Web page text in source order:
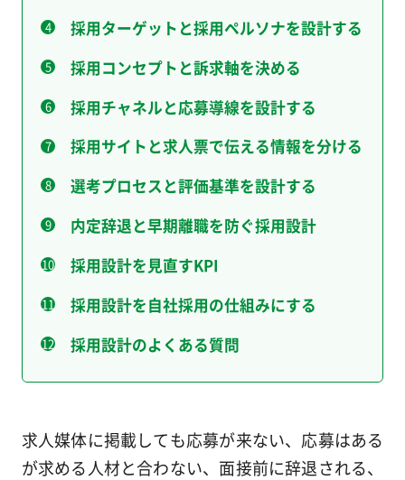
採用ターゲットと採用ペルソナを設計する
採用コンセプトと訴求軸を決める
採用チャネルと応募導線を設計する
採用サイトと求人票で伝える情報を分ける
選考プロセスと評価基準を設計する
内定辞退と早期離職を防ぐ採用設計
採用設計を見直すKPI
採用設計を自社採用の仕組みにする
採用設計のよくある質問
求人媒体に掲載しても応募が来ない、応募はある
が求める人材と合わない、面接前に辞退される、